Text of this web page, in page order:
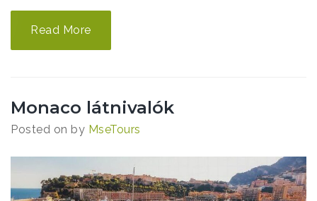
Read More
Monaco látnivalók
Posted on by MseTours